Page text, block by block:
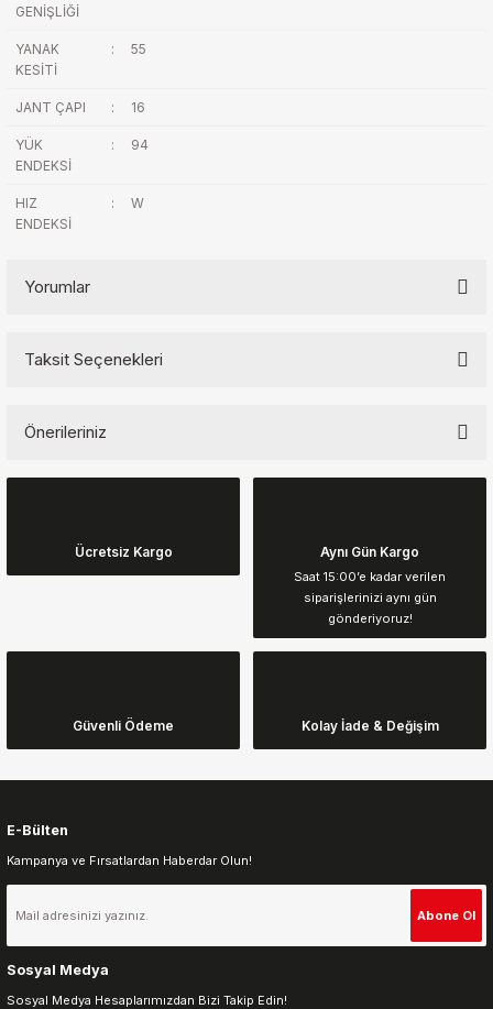
GENİŞLİĞİ
YANAK
KESİTİ
: 55
JANT ÇAPI : 16
YÜK
ENDEKSİ
: 94
HIZ
ENDEKSİ
: W
Yorumlar
Taksit Seçenekleri
Önerileriniz
Görüş ve önerileriniz için teşekkür ederiz.
Ürün resmi kalitesiz, bozuk veya görüntülenemiyor.
Ürün açıklamasında eksik bilgiler bulunuyor.
Gönder
Ücretsiz Kargo Aynı Gün Kargo
Saat 15:00’e kadar verilen
siparişlerinizi aynı gün
gönderiyoruz!
Güvenli Ödeme Kolay İade & Değişim
E-Bülten
Kampanya ve Fırsatlardan Haberdar Olun!
Abone Ol
Sosyal Medya
Sosyal Medya Hesaplarımızdan Bizi Takip Edin!